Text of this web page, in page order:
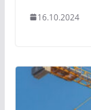
16.10.2024